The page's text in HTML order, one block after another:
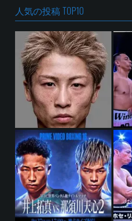
人気の投稿 TOP10